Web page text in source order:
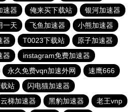
速器 俺来买下载站
银河加速器
一天 飞鱼加速器
小熊加速器
器 T0023下载站
原子加速器
器
instagram免费加速器
永久免费vqn加速外网
速鹰666
站
闪电猫加速器
云梯加速器 黑豹加速器 老王vnp